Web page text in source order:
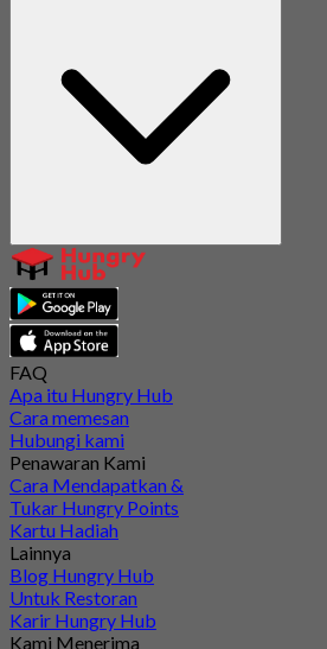
FAQ
Apa itu Hungry Hub
Cara memesan
Hubungi kami
Penawaran Kami
Cara Mendapatkan &
Tukar Hungry Points
Kartu Hadiah
Lainnya
Blog Hungry Hub
Untuk Restoran
Karir Hungry Hub
Kami Menerima